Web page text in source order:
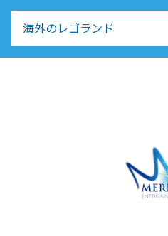
海外のレゴランド